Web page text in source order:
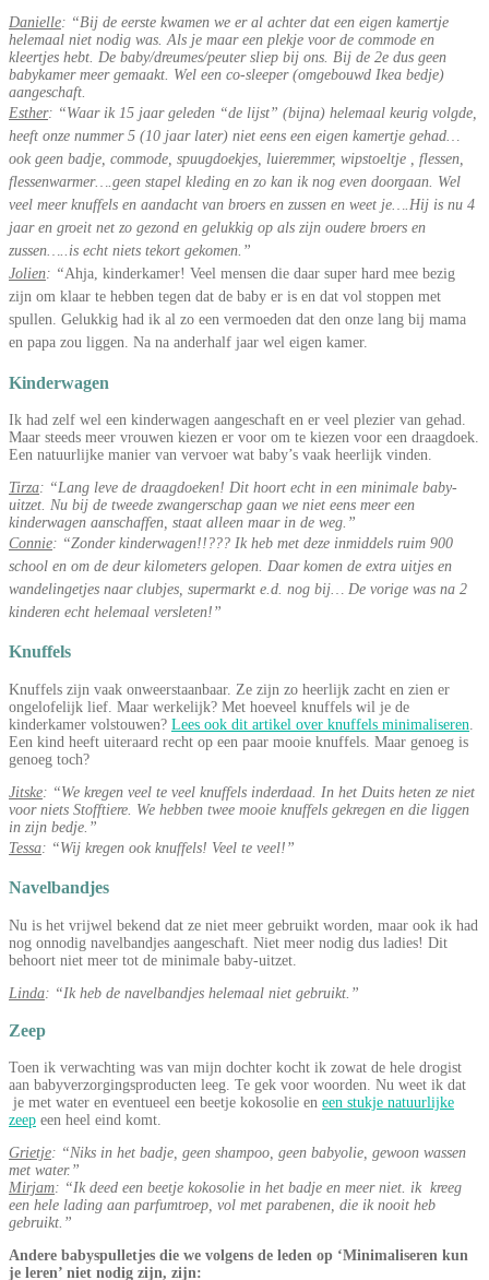
Danielle: “Bij de eerste kwamen we er al achter dat een eigen kamertje
helemaal niet nodig was. Als je maar een plekje voor de commode en
kleertjes hebt. De baby/dreumes/peuter sliep bij ons. Bij de 2e dus geen
babykamer meer gemaakt. Wel een co-sleeper (omgebouwd Ikea bedje)
aangeschaft.
Esther: “Waar ik 15 jaar geleden “de lijst” (bijna) helemaal keurig volgde,
heeft onze nummer 5 (10 jaar later) niet eens een eigen kamertje gehad…
ook geen badje, commode, spuugdoekjes, luieremmer, wipstoeltje , flessen,
flessenwarmer….geen stapel kleding en zo kan ik nog even doorgaan. Wel
veel meer knuffels en aandacht van broers en zussen en weet je….Hij is nu 4
jaar en groeit net zo gezond en gelukkig op als zijn oudere broers en
zussen…..is echt niets tekort gekomen.”
Jolien: “Ahja, kinderkamer! Veel mensen die daar super hard mee bezig
zijn om klaar te hebben tegen dat de baby er is en dat vol stoppen met
spullen. Gelukkig had ik al zo een vermoeden dat den onze lang bij mama
en papa zou liggen. Na na anderhalf jaar wel eigen kamer.
Kinderwagen
Ik had zelf wel een kinderwagen aangeschaft en er veel plezier van gehad.
Maar steeds meer vrouwen kiezen er voor om te kiezen voor een draagdoek.
Een natuurlijke manier van vervoer wat baby’s vaak heerlijk vinden.
Tirza: “Lang leve de draagdoeken! Dit hoort echt in een minimale baby-
uitzet. Nu bij de tweede zwangerschap gaan we niet eens meer een
kinderwagen aanschaffen, staat alleen maar in de weg.”
Connie: “Zonder kinderwagen!!??? Ik heb met deze inmiddels ruim 900
school en om de deur kilometers gelopen. Daar komen de extra uitjes en
wandelingetjes naar clubjes, supermarkt e.d. nog bij… De vorige was na 2
kinderen echt helemaal versleten!”
Knuffels
Knuffels zijn vaak onweerstaanbaar. Ze zijn zo heerlijk zacht en zien er
ongelofelijk lief. Maar werkelijk? Met hoeveel knuffels wil je de
kinderkamer volstouwen? Lees ook dit artikel over knuffels minimaliseren
Een kind heeft uiteraard recht op een paar mooie knuffels. Maar genoeg is
genoeg toch?
Jitske: “We kregen veel te veel knuffels inderdaad. In het Duits heten ze niet
voor niets Stofftiere. We hebben twee mooie knuffels gekregen en die liggen
in zijn bedje.”
Tessa: “Wij kregen ook knuffels! Veel te veel!”
Navelbandjes
Nu is het vrijwel bekend dat ze niet meer gebruikt worden, maar ook ik had
nog onnodig navelbandjes aangeschaft. Niet meer nodig dus ladies! Dit
behoort niet meer tot de minimale baby-uitzet.
Linda: “Ik heb de navelbandjes helemaal niet gebruikt.”
Zeep
Toen ik verwachting was van mijn dochter kocht ik zowat de hele drogist
aan babyverzorgingsproducten leeg. Te gek voor woorden. Nu weet ik dat
je met water en eventueel een beetje kokosolie en een stukje natuurlijke
zeep een heel eind komt.
Grietje: “Niks in het badje, geen shampoo, geen babyolie, gewoon wassen
met water.”
Mirjam: “Ik deed een beetje kokosolie in het badje en meer niet. ik kreeg
een hele lading aan parfumtroep, vol met parabenen, die ik nooit heb
gebruikt.”
Andere babyspulletjes die we volgens de leden op ‘Minimaliseren kun
je leren’ niet nodig zijn, zijn: